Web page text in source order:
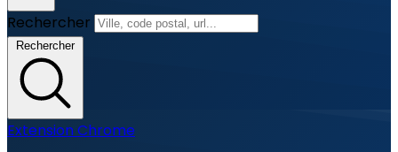
Rechercher
Rechercher
Extension Chrome